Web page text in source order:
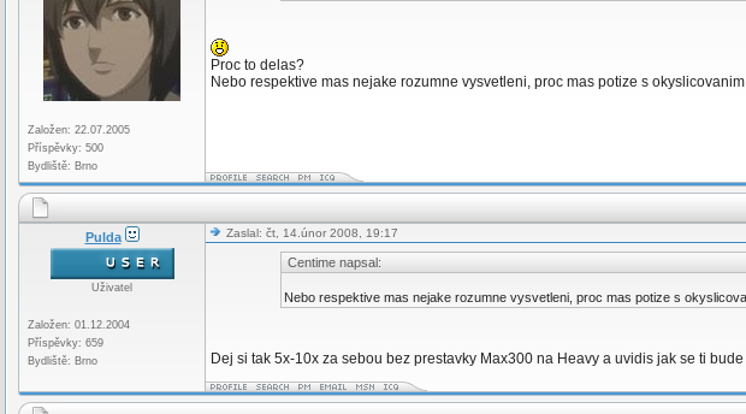
Založen: 22.07.2005
Příspěvky: 500
Bydliště: Brno
Proc to delas?
Nebo respektive mas nejake rozumne vysvetleni, proc mas potize s
Pulda
Uživatel
Založen: 01.12.2004
Příspěvky: 659
Bydliště: Brno
Zaslal: čt, 14.únor 2008, 19:17
Centime napsal:
Nebo respektive mas nejake rozumne vysvetleni, proc mas potize s
Dej si tak 5x-10x za sebou bez prestavky Max300 na Heavy a uvidis jak se ti